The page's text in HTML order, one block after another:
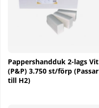
Pappershandduk 2-lags Vit
(P&P) 3.750 st/förp (Passar
till H2)